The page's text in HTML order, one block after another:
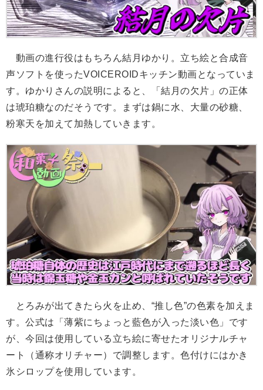
動画の進行役はもちろん結月ゆかり。立ち絵と合成音
声ソフトを使ったVOICEROIDキッチン動画となっていま
す。ゆかりさんの説明によると、「結月の欠片」の正体
は琥珀糖なのだそうです。まずは鍋に水、大量の砂糖、
粉寒天を加えて加熱していきます。
とろみが出てきたら火を止め、“推し色”の色素を加えま
す。公式は「薄紫にちょっと藍色が入った淡い色」です
が、今回は使用している立ち絵に寄せたオリジナルチャ
ート（通称オリチャー）で調整します。色付けにはかき
氷シロップを使用しています。